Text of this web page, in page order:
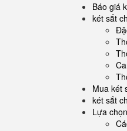
Báo giá
két sắt
Mua két
két sắt
Lựa